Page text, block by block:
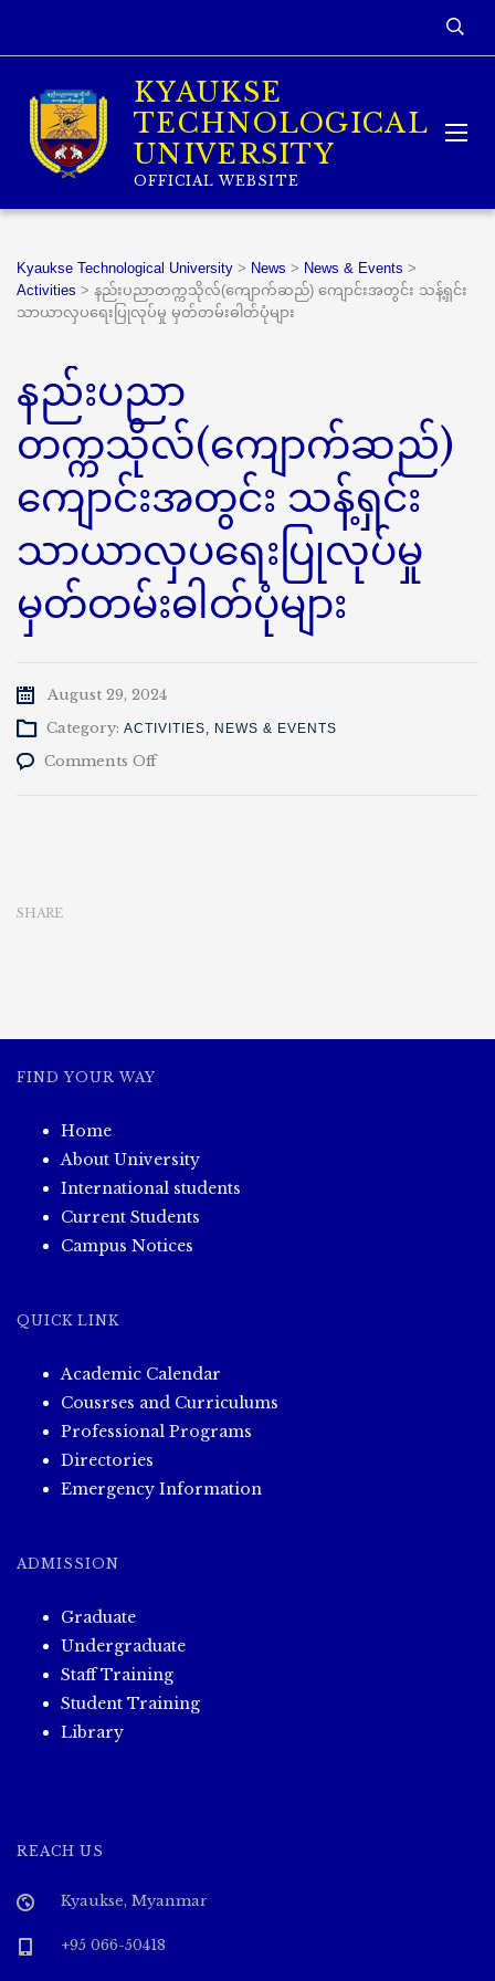
KYAUKSE
TECHNOLOGICAL
UNIVERSITY
OFFICIAL WEBSITE
Kyaukse Technological University > News > News & Events >
Activities > နည်းပညာတက္ကသိုလ်(ကျောက်ဆည်) ကျောင်းအတွင်း သန့်ရှင်း
သာယာလှပရေးပြုလုပ်မှု မှတ်တမ်းဓါတ်ပုံများ
နည်းပညာ
တက္ကသိုလ်(ကျောက်ဆည်)
ကျောင်းအတွင်း သန့်ရှင်း
သာယာလှပရေးပြုလုပ်မှု
မှတ်တမ်းဓါတ်ပုံများ
August 29, 2024
Category: ACTIVITIES, NEWS & EVENTS
Comments Offon
SHARE
FIND YOUR WAY
Home
About University
International students
Current Students
Campus Notices
QUICK LINK
Academic Calendar
Cousrses and Curriculums
Professional Programs
Directories
Emergency Information
ADMISSION
Graduate
Undergraduate
Staff Training
Student Training
Library
REACH US
Kyaukse, Myanmar
+95 066-50418